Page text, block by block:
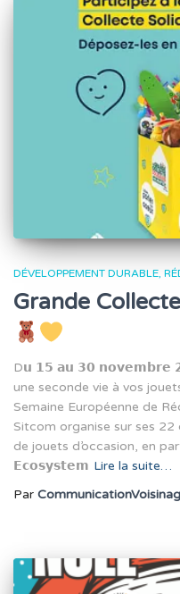
DÉVELOPPEMENT DURABLE
Grande
D𝘂 𝟭𝟱 𝗮𝘂 𝟯𝟬 𝗻𝗼𝘃𝗲𝗺𝗯𝗿𝗲
une seconde vie à vos
Semaine Européenne de
Sitcom organise sur ses
de jouets d’occasion, en
𝗘𝗰𝗼𝘀𝘆𝘀𝘁𝗲𝗺 Lire la suite…
Par